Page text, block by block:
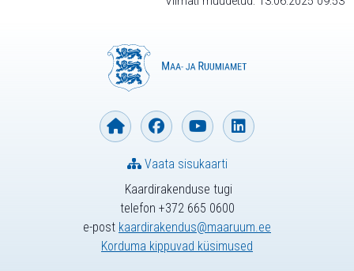
Kaardirakenduse tugi
telefon +372 665 0600
e-post kaardirakendus@maaruum.ee
Korduma kippuvad küsimused
Vaata sisukaarti